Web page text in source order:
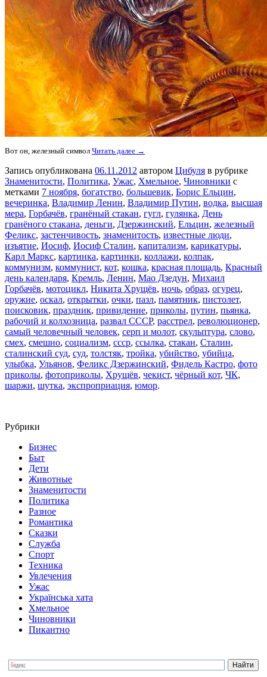
Вот он, железный символ Читать далее →
Запись опубликована 06.11.2012 автором Цибуля в рубрике
Знаменитости, Политика, Ужас, Хмельное, Чиновники с
метками 7 ноября, богатство, большевик, Борис Ельцин,
вечеринка, Владимир Ленин, Владимир Путин, водка, высшая
мера, Горбачёв, гранёный стакан, гугл, гулянка, День
гранёного стакана, деньги, Дзержинский, Ельцин, железный
Феликс, застенчивость, знаменитость, известные люди,
изъятие, Иосиф, Иосиф Сталин, капитализм, карикатуры,
Карл Маркс, картинка, картинки, коллажи, колпак,
коммунизм, коммунист, кот, кошка, красная площадь, Красный
день календаря, Кремль, Ленин, Мао Дзедун, Михаил
Горбачёв, мотоцикл, Никита Хрущёв, ночь, образ, огурец,
оружие, оскал, открытки, очки, пазл, памятник, пистолет,
поисковик, праздник, привидение, приколы, путин, пьянка,
рабочий и колхозница, развал СССР, расстрел, революционер,
самый человечный человек, серп и молот, скульптура, слово,
смех, смешно, социализм, ссср, ссылка, стакан, Сталин,
сталинский суд, суд, толстяк, тройка, убийство, убийца,
улыбка, Ульянов, Феликс Дзержинский, Фидель Кастро, фото
приколы, фотоприколы, Хрущёв, чекист, чёрный кот, ЧК,
шаржи, шутка, экспроприация, юмор.
Рубрики
Бизнес
Быт
Дети
Животные
Знаменитости
Политика
Разное
Романтика
Сказки
Служба
Спорт
Техника
Увлечения
Ужас
Українська хата
Хмельное
Чиновники
Пикантно